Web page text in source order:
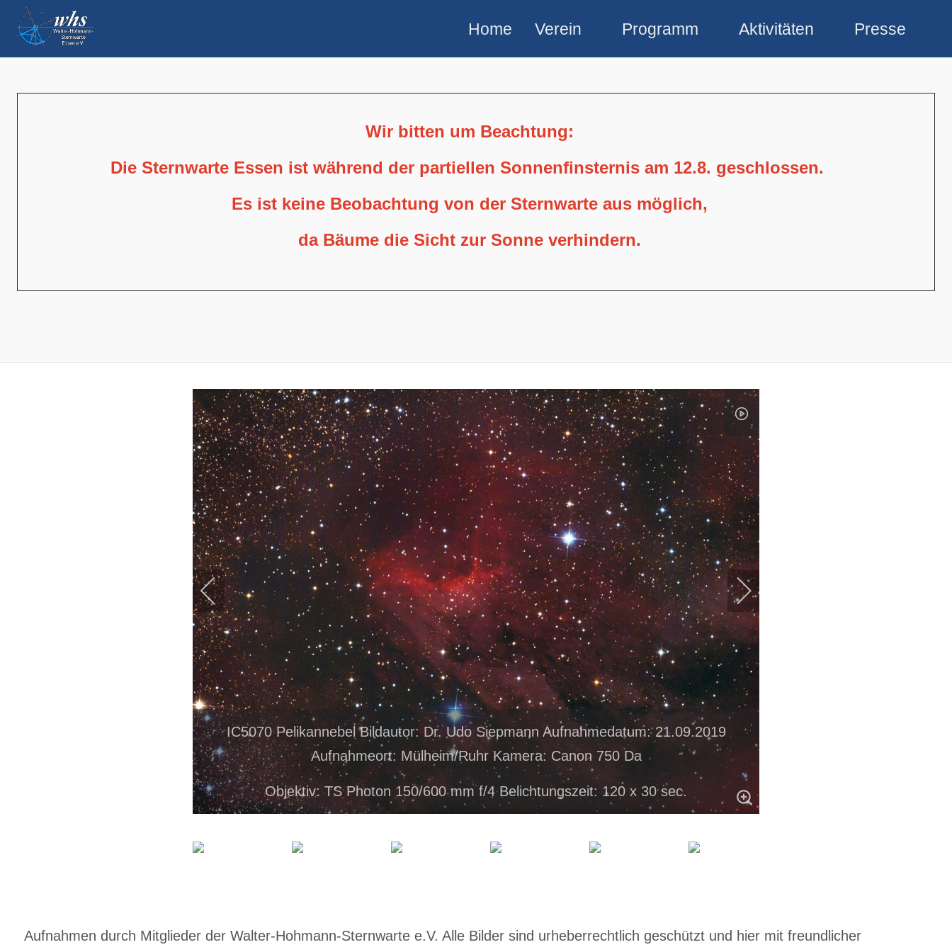
Home Verein Programm Aktivitäten Presse
Wir bitten um Beachtung:
Die Sternwarte Essen ist während der partiellen Sonnenfinsternis am 12.8. geschlossen.
Es ist keine Beobachtung von der Sternwarte aus möglich,
da Bäume die Sicht zur Sonne verhindern.
IC5070 Pelikannebel Bildautor: Dr. Udo Siepmann Aufnahmedatum: 21.09.2019
Aufnahmeort: Mülheim/Ruhr Kamera: Canon 750 Da
Objektiv: TS Photon 150/600 mm f/4 Belichtungszeit: 120 x 30 sec.
Aufnahmen durch Mitglieder der Walter-Hohmann-Sternwarte e.V. Alle Bilder sind urheberrechtlich geschützt und hier mit freundlicher